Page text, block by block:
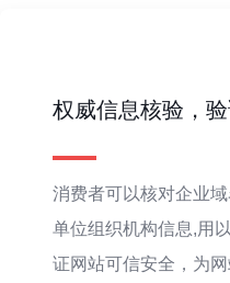
权威信息核验，
消费者可以核对企业
单位组织机构信息,用
证网站可信安全，为网